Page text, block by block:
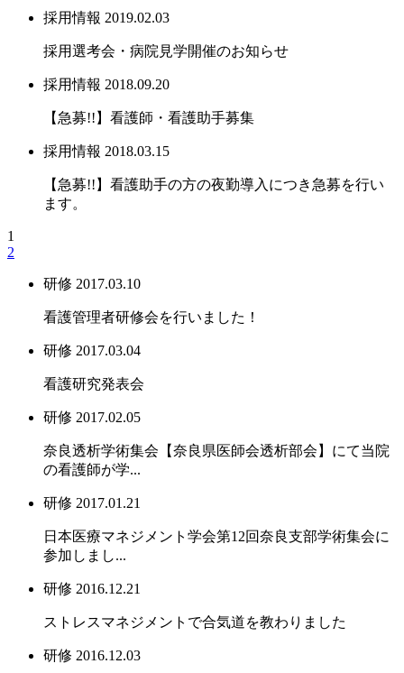
採用情報 2019.02.03
採用選考会・病院見学開催のお知らせ
採用情報 2018.09.20
【急募!!】看護師・看護助手募集
採用情報 2018.03.15
【急募!!】看護助手の方の夜勤導入につき急募を行い
ます。
1
2
研修 2017.03.10
看護管理者研修会を行いました！
研修 2017.03.04
看護研究発表会
研修 2017.02.05
奈良透析学術集会【奈良県医師会透析部会】にて当院
の看護師が学...
研修 2017.01.21
日本医療マネジメント学会第12回奈良支部学術集会に
参加しまし...
研修 2016.12.21
ストレスマネジメントで合気道を教わりました
研修 2016.12.03